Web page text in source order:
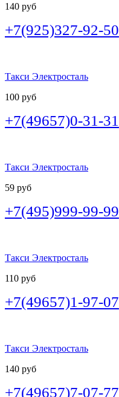
140 руб
+7(925)327-92-50
Такси Электросталь
100 руб
+7(49657)0-31-31
Такси Электросталь
59 руб
+7(495)999-99-99
Такси Электросталь
110 руб
+7(49657)1-97-07
Такси Электросталь
140 руб
+7(49657)7-07-77